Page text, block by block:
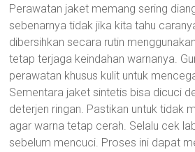
Perawatan jaket memang sering
sebenarnya tidak jika kita tahu
dibersihkan secara rutin
tetap terjaga keindahan warnanya.
perawatan khusus kulit untuk
Sementara jaket sintetis bisa dicuci
deterjen ringan. Pastikan untuk tidak
agar warna tetap cerah. Selalu cek
sebelum mencuci. Proses ini dapat